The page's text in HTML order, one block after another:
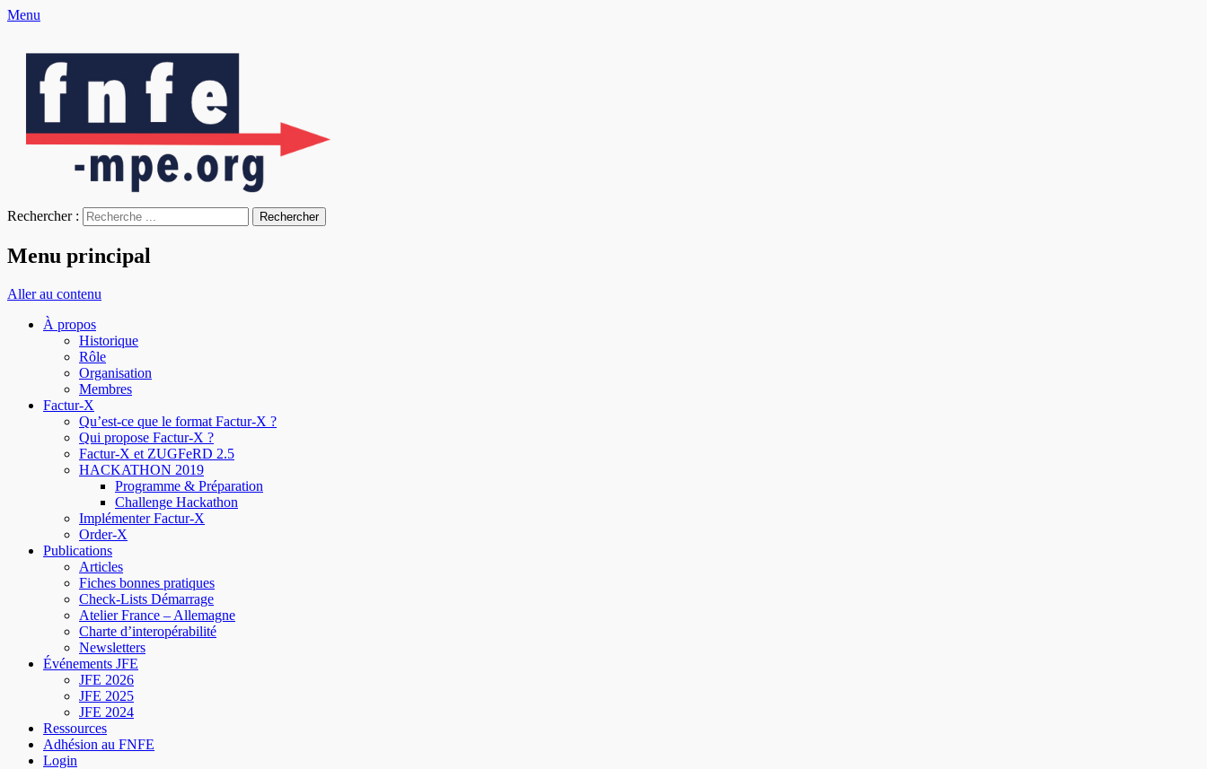
Menu
L'envol de la facture électronique
Rechercher :
Menu principal
Aller au contenu
À propos
Historique
Rôle
Organisation
Membres
Factur-X
Qu’est-ce que le format Factur-X ?
Qui propose Factur-X ?
Factur-X et ZUGFeRD 2.5
HACKATHON 2019
Programme & Préparation
Challenge Hackathon
Implémenter Factur-X
Order-X
Publications
Articles
Fiches bonnes pratiques
Check-Lists Démarrage
Atelier France – Allemagne
Charte d’interopérabilité
Newsletters
Événements JFE
JFE 2026
JFE 2025
JFE 2024
Ressources
Adhésion au FNFE
Login